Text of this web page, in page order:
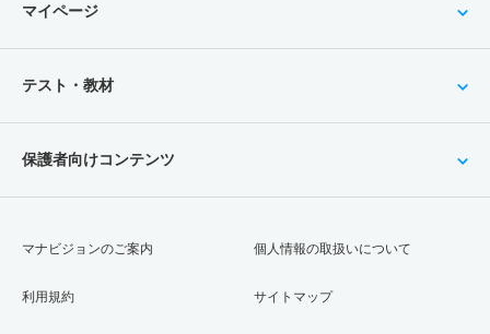
マイページ
テスト・教材
保護者向けコンテンツ
マナビジョンのご案内
利用規約
個人情報の取扱いについて
サイトマップ